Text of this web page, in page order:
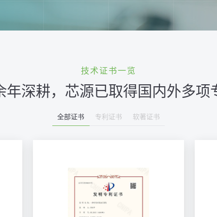
技术证书一览
年深耕，芯源已取得国内外多项
全部证书 专利证书 软著证书